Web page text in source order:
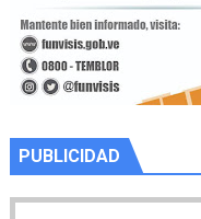
PUBLICIDAD